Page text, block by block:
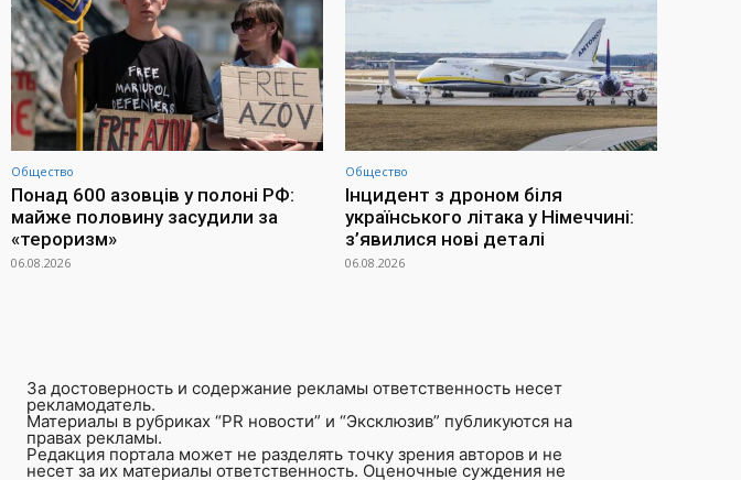
Общество
Понад 600 азовців у полоні РФ:
майже половину засудили за
«тероризм»
06.08.2026
Общество
Інцидент з дроном біля
українського літака у Німеччині:
з’явилися нові деталі
06.08.2026
За достоверность и содержание рекламы ответственность несет
рекламодатель.
Материалы в рубриках “PR новости” и “Эксклюзив” публикуются на
правах рекламы.
Редакция портала может не разделять точку зрения авторов и не
несет за их материалы ответственность. Оценочные суждения не